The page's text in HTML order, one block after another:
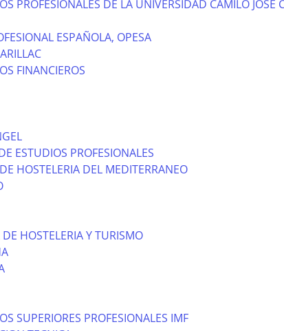
PROFESIONALES DE LA UNIVERSIDAD CAMILO JOSE
ESPAÑOLA, OPESA
FINANCIEROS
ESTUDIOS PROFESIONALES
HOSTELERIA DEL MEDITERRANEO
HOSTELERIA Y TURISMO
SUPERIORES PROFESIONALES IMF